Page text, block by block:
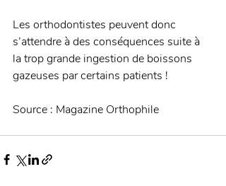
Les orthodontistes peuvent donc
s’attendre à des conséquences suite à
la trop grande ingestion de boissons
gazeuses par certains patients !
Source : Magazine Orthophile